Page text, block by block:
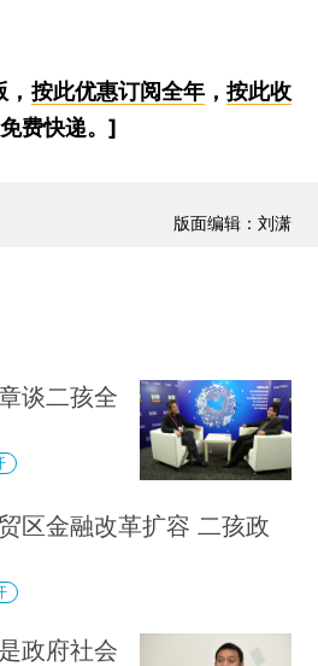
按此优惠订阅全年， 按此收
费快递。]
版面编辑：刘潇
谈二孩全
区金融改革扩容 二孩政
政府社会